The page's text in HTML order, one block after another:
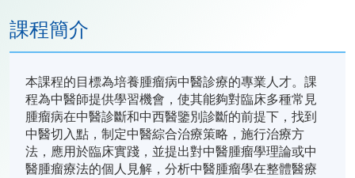
課程簡介
本課程的目標為培養腫瘤病中醫診療的專業人才。課
程為中醫師提供學習機會，使其能夠對臨床多種常見
腫瘤病在中醫診斷和中西醫鑒別診斷的前提下，找到
中醫切入點，制定中醫綜合治療策略，施行治療方
法，應用於臨床實踐，並提出對中醫腫瘤學理論或中
醫腫瘤療法的個人見解，分析中醫腫瘤學在整體醫療